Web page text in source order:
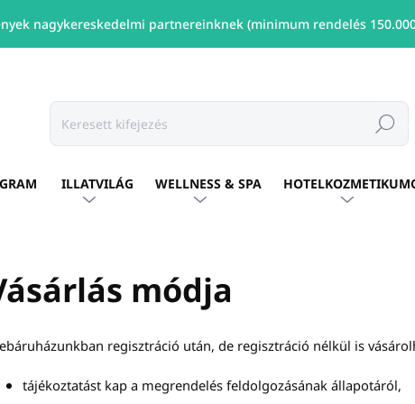
nagykereskedelmi partnereinknek (minimum rendelés
Keresés
ILLATVILÁG WELLNESS & SPA
módja
regisztráció után, de regisztráció nélkül is
tájékoztatást kap a megrendelés feldolgozásának állapotáról,